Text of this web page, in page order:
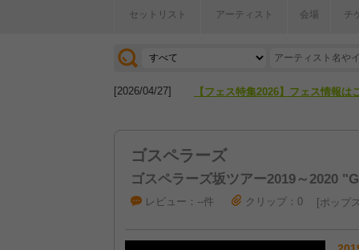
セットリスト アーティスト 会場 チ
[2026/07/28] 【ライブ動員ランキング】2026年
[2026/04/27] 【フェス特集2026】フェス情報は
ゴスペラーズ
ゴスペラーズ坂ツアー2019～2020
レビュー：--件 クリップ：0 ポップ